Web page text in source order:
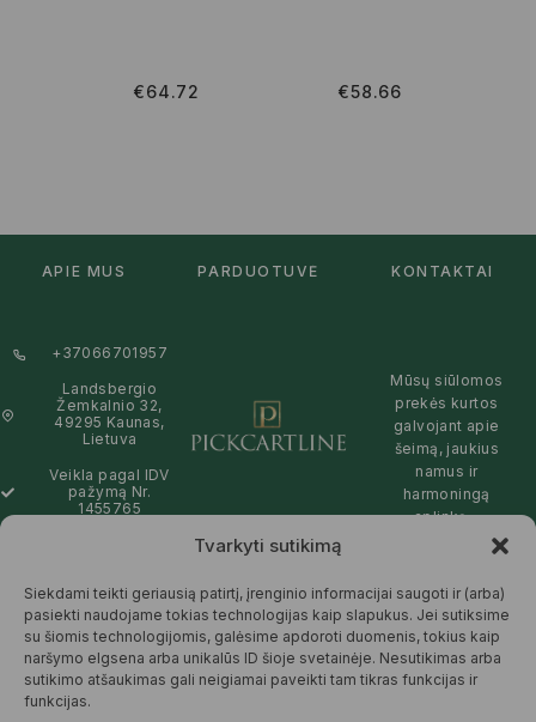
Tvarkyti sutikimą
Siekdami teikti geriausią patirtį, įrenginio informacijai saugoti ir (arba)
pasiekti naudojame tokias technologijas kaip slapukus. Jei sutiksime
su šiomis technologijomis, galėsime apdoroti duomenis, tokius kaip
naršymo elgsena arba unikalūs ID šioje svetainėje. Nesutikimas arba
sutikimo atšaukimas gali neigiamai paveikti tam tikras funkcijas ir
funkcijas.
€64.72 €58.66
APIE MUS PARDUOTUVĖ KONTAKTAI
+37066701957
Landsbergio
Žemkalnio 32,
49295 Kaunas,
Lietuva
Veikla pagal IDV
pažymą Nr.
1455765
09:00 - 19:00
Mūsų siūlomos
prekės kurtos
galvojant apie
šeimą, jaukius
namus ir
harmoningą
aplinką –
draugiškos tiek
Jums, tiek
gamtai.
DAUGIAU